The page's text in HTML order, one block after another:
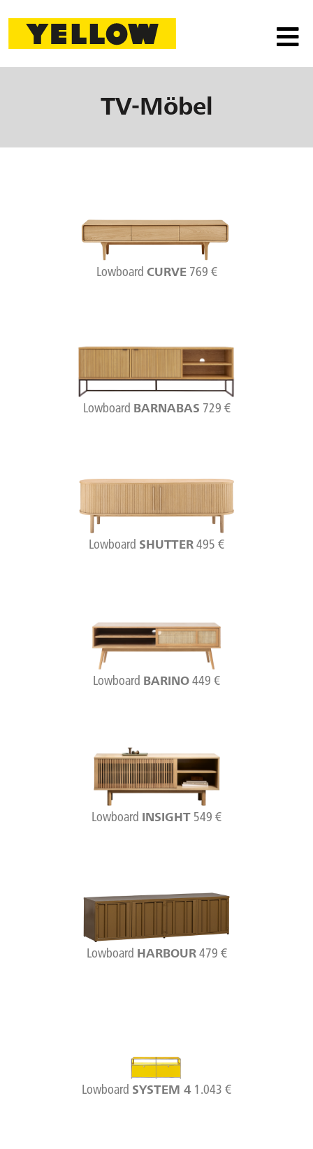
TV-Möbel
Lowboard CURVE769 €
Lowboard BARNABAS 729 €
Lowboard SHUTTER495 €
Lowboard BARINO449 €
Lowboard INSIGHT 549 €
Lowboard HARBOUR479 €
Lowboard SYSTEM 4 1.043 €